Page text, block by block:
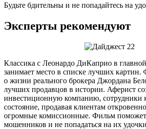
Будьте бдительны и не попадайтесь на
Эксперты рекомендуют
Классика с Леонардо ДиКаприо в
занимает место в списке лучших картин.
о жизни реального брокера Джордана
лучших продавцов в истории. Аферист
инвестиционную компанию, сотрудники
состояние, продавая клиентам
огромные комиссионные. Фильм поможет
мошенников и не попадаться на их